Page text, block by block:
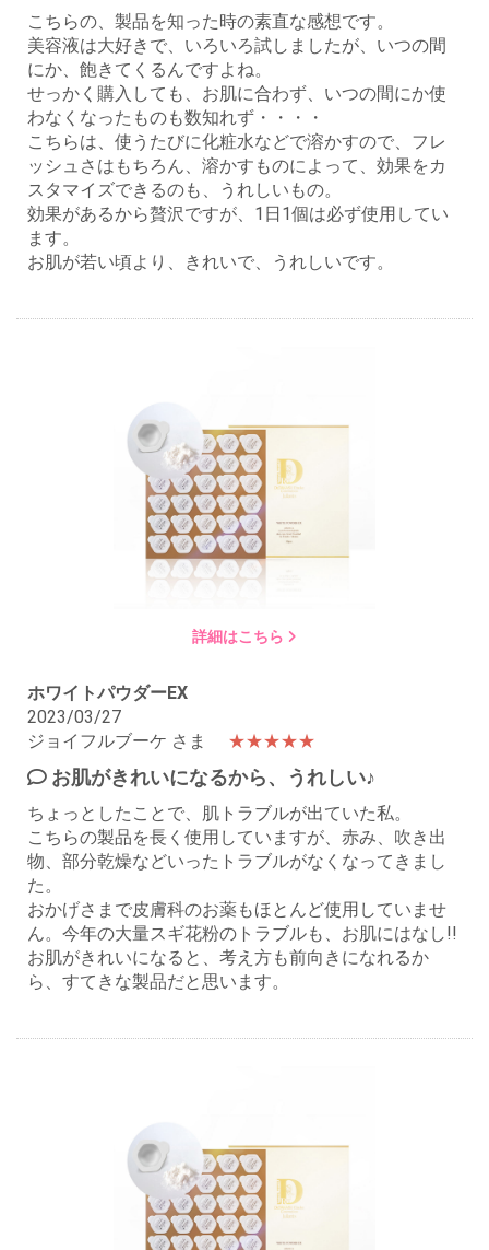
こちらの、製品を知った時の素直な感想です。
美容液は大好きで、いろいろ試しましたが、いつの間
にか、飽きてくるんですよね。
せっかく購入しても、お肌に合わず、いつの間にか使
わなくなったものも数知れず・・・・
こちらは、使うたびに化粧水などで溶かすので、フレ
ッシュさはもちろん、溶かすものによって、効果をカ
スタマイズできるのも、うれしいもの。
効果があるから贅沢ですが、1日1個は必ず使用してい
ます。
お肌が若い頃より、きれいで、うれしいです。
詳細はこちら
ホワイトパウダーEX
2023/03/27
ジョイフルブーケ さま
★★★★★
お肌がきれいになるから、うれしい♪
ちょっとしたことで、肌トラブルが出ていた私。
こちらの製品を長く使用していますが、赤み、吹き出
物、部分乾燥などいったトラブルがなくなってきまし
た。
おかげさまで皮膚科のお薬もほとんど使用していませ
ん。今年の大量スギ花粉のトラブルも、お肌にはなし!!
お肌がきれいになると、考え方も前向きになれるか
ら、すてきな製品だと思います。